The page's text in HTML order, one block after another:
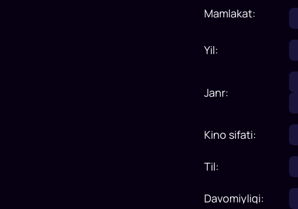
Mamlakat:
Yil:
Janr:
Kino sifati:
Til:
Davomiyligi: